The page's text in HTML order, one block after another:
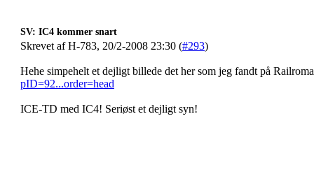
SV: IC4 kommer snart
Skrevet af H-783, 20/2-2008 23:30 (#293)
Hehe simpehelt et dejligt billede det her som jeg fandt på
pID=92...order=head
ICE-TD med IC4! Seriøst et dejligt syn!